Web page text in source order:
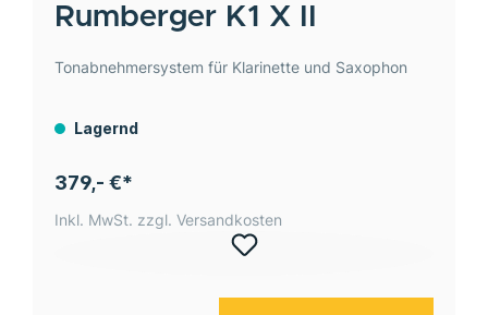
Rumberger K1 X II
Tonabnehmersystem für Klarinette und Saxophon
Lagernd
379,- €*
Inkl. MwSt. zzgl. Versandkosten